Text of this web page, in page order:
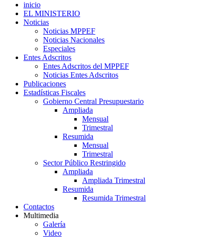
inicio
EL MINISTERIO
Noticias
Noticias MPPEF
Noticias Nacionales
Especiales
Entes Adscritos
Entes Adscritos del MPPEF
Noticias Entes Adscritos
Publicaciones
Estadísticas Fiscales
Gobierno Central Presupuestario
Ampliada
Mensual
Trimestral
Resumida
Mensual
Trimestral
Sector Público Restringido
Ampliada
Ampliada Trimestral
Resumida
Resumida Trimestral
Contactos
Multimedia
Galería
Video